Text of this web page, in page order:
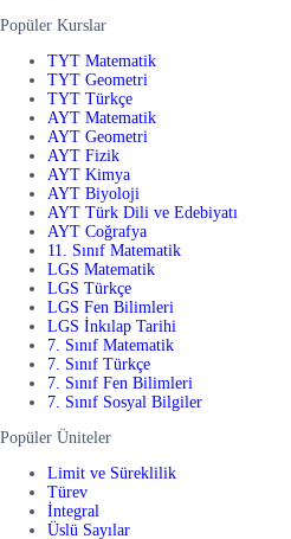
Popüler Kurslar
TYT Matematik
TYT Geometri
TYT Türkçe
AYT Matematik
AYT Geometri
AYT Fizik
AYT Kimya
AYT Biyoloji
AYT Türk Dili ve Edebiyatı
AYT Coğrafya
11. Sınıf Matematik
LGS Matematik
LGS Türkçe
LGS Fen Bilimleri
LGS İnkılap Tarihi
7. Sınıf Matematik
7. Sınıf Türkçe
7. Sınıf Fen Bilimleri
7. Sınıf Sosyal Bilgiler
Popüler Üniteler
Limit ve Süreklilik
Türev
İntegral
Üslü Sayılar